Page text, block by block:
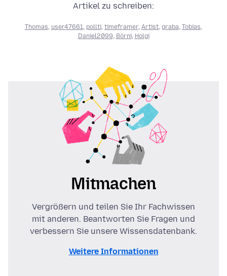
Artikel zu schreiben:
Thomas user47661 pollti timeframer, Artist graba Tobias
Daniel2099 Börni, Holgi
Mitmachen
Vergrößern und teilen Sie Ihr Fachwissen
mit anderen. Beantworten Sie Fragen und
verbessern Sie unsere Wissensdatenbank.
Weitere Informationen